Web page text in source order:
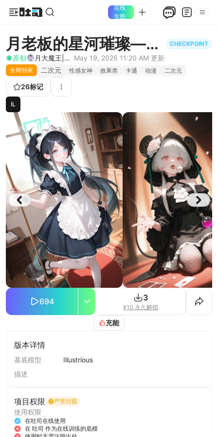
在线
生图
月老板的星河璀璨——
二次元风格
CHECKPOINT
原创 月大魔王|The Moonly Demon King May 19, 2026 11:20 AM 更新
全网独家 二次元 性感女神 效果类 卡通 动漫 二次元
26标记
IL
694 3
¥10 永久解锁
充能
版本详情
基底模型
Illustrious
描述
项目权限 严禁转载
使用权限
在吐司在线使用
在 吐司 作为在线训练的底模